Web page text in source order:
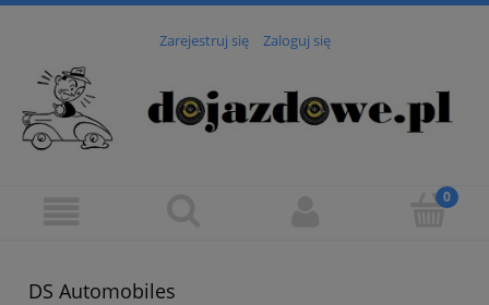
Zarejestruj się Zaloguj się
DS Automobiles